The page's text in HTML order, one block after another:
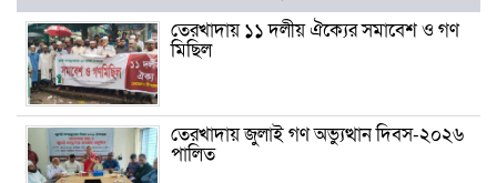
তেরখাদায় ১১ দলীয় ঐক্যের সমাবেশ ও গণ
মিছিল
তেরখাদায় জুলাই গণ অভ্যুত্থান দিবস-২০২৬
পালিত